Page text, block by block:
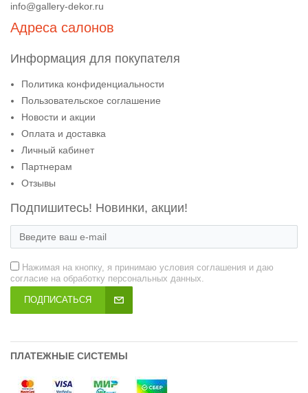
info@gallery-dekor.ru
Адреса салонов
Информация для покупателя
Политика конфиденциальности
Пользовательское соглашение
Новости и акции
Оплата и доставка
Личный кабинет
Партнерам
Отзывы
Подпишитесь! Новинки, акции!
Нажимая на кнопку, я принимаю условия соглашения и даю
согласие на обработку персональных данных.
ПОДПИСАТЬСЯ
ПЛАТЕЖНЫЕ СИСТЕМЫ